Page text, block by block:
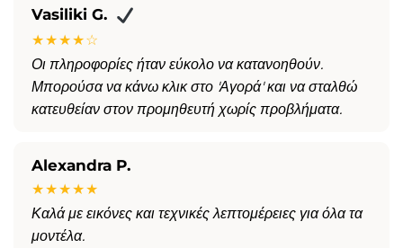
Vasiliki G.
★★★★☆
Οι πληροφορίες ήταν εύκολο να κατανοηθούν.
Μπορούσα να κάνω κλικ στο 'Αγορά' και να σταλθώ
κατευθείαν στον προμηθευτή χωρίς προβλήματα.
Alexandra P.
★★★★★
Καλά με εικόνες και τεχνικές λεπτομέρειες για όλα τα
μοντέλα.